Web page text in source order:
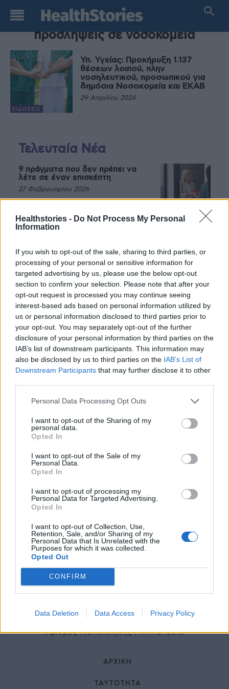
Healthstories - Do Not Process My Personal
Information
If you wish to opt-out of the sale, sharing to third parties, or
processing of your personal or sensitive information for
targeted advertising by us, please use the below opt-out
section to confirm your selection. Please note that after your
opt-out request is processed you may continue seeing
interest-based ads based on personal information utilized by
us or personal information disclosed to third parties prior to
your opt-out. You may separately opt-out of the further
disclosure of your personal information by third parties on the
IAB’s list of downstream participants. This information may
also be disclosed by us to third parties on the IAB’s List of
Downstream Participants that may further disclose it to other
Personal Data Processing Opt Outs
I want to opt-out of the Sharing of my
personal data.
Opted In
I want to opt-out of the Sale of my
Personal Data.
Opted In
I want to opt-out of processing my
Personal Data for Targeted Advertising.
Opted In
I want to opt-out of Collection, Use,
Retention, Sale, and/or Sharing of my
Personal Data that Is Unrelated with the
Purposes for which it was collected.
Opted Out
CONFIRM
Data Deletion Data Access Privacy Policy
TAG
προσλήψεις σε νοσοκομεία
ΕΙΔΉΣΕΙΣ
Υπ. Υγείας: Προκήρυξη 1.137
θέσεων λοιπού, πλην
νοσηλευτικού, προσωπικού για
δημόσια Νοσοκομεία και ΕΚΑΒ
29 Απριλίου 2024
Τελευταία Νέα
9 πράγματα που δεν πρέπει να
λέτε σε έναν επισκέπτη
27 Φεβρουαρίου 2026
την υποστήριξη της Be-Live
27 Φεβρουαρίου 2026
Μεταπροπονητική πείνα: Ο λόγος
που θέλεις να καταβροχθίσεις τα
πάντα μετά την άσκηση
27 Φεβρουαρίου 2026
Ωρίων – Σπάνια νοσήματα
συνδέονται με μνημεία που
27 Φεβρουαρίου 2026
Γεωργιάδης: Πολλαπλά οφέλη από
τη συνεργασία δημοσίου και
27 Φεβρουαρίου 2026
© HealthStories - All rights reserved.
Αριθμός Πιστοποίησης Μ.Η.Τ.242013
ΑΡΧΙΚΉ
ΤΑΥΤΌΤΗΤΑ